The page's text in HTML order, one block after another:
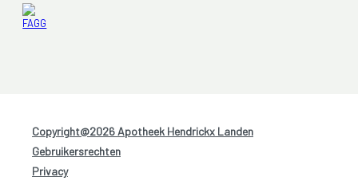
Copyright@2026 Apotheek Hendrickx Landen
Gebruikersrechten
Privacy